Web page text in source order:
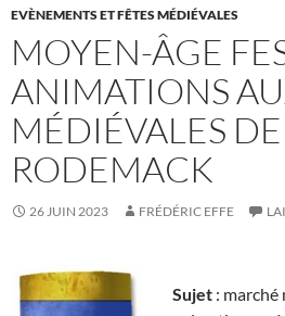
EVÈNEMENTS ET FÊTES MÉDIÉVALES
MOYEN-ÂGE
ANIMATIONS
MÉDIÉVALES DE
RODEMACK
26 JUIN 2023 FRÉDÉRIC EFFE
Sujet : marché